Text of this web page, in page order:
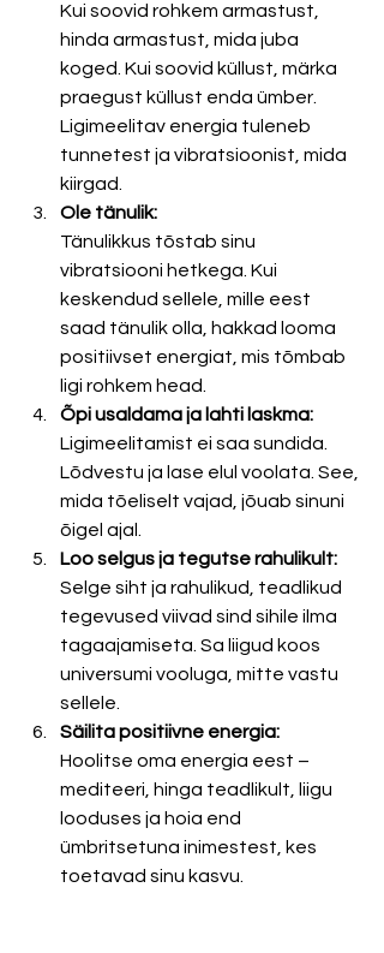
Kui soovid rohkem armastust,
hinda armastust, mida juba
koged. Kui soovid küllust, märka
praegust küllust enda ümber.
Ligimeelitav energia tuleneb
tunnetest ja vibratsioonist, mida
kiirgad.
Ole tänulik:
Tänulikkus tõstab sinu
vibratsiooni hetkega. Kui
keskendud sellele, mille eest
saad tänulik olla, hakkad looma
positiivset energiat, mis tõmbab
ligi rohkem head.
Õpi usaldama ja lahti laskma:
Ligimeelitamist ei saa sundida.
Lõdvestu ja lase elul voolata. See,
mida tõeliselt vajad, jõuab sinuni
õigel ajal.
Loo selgus ja tegutse rahulikult:
Selge siht ja rahulikud, teadlikud
tegevused viivad sind sihile ilma
tagaajamiseta. Sa liigud koos
universumi vooluga, mitte vastu
sellele.
Säilita positiivne energia:
Hoolitse oma energia eest –
mediteeri, hinga teadlikult, liigu
looduses ja hoia end
ümbritsetuna inimestest, kes
toetavad sinu kasvu.